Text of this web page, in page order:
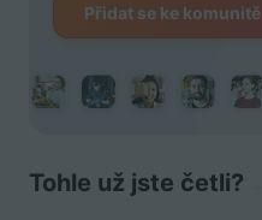
Přidat se ke komunitě
Tohle už jste četli?